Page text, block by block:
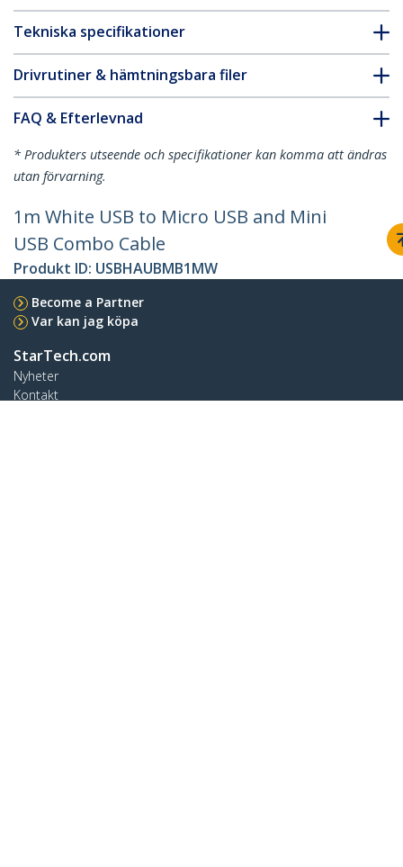
Tekniska specifikationer
Drivrutiner & hämtningsbara filer
FAQ & Efterlevnad
* Produkters utseende och specifikationer kan komma att ändras
utan förvarning.
1m White USB to Micro USB and Mini
USB Combo Cable
Produkt ID: USBHAUBMB1MW
Become a Partner
Var kan jag köpa
StarTech.com
Nyheter
Kontakt